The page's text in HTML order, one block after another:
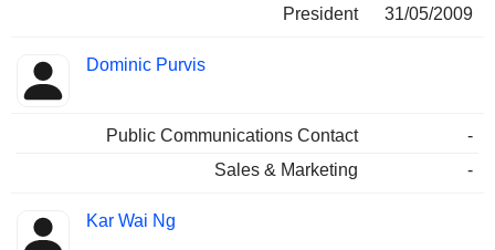
President
31/05/2009
Dominic Purvis
Public Communications Contact
-
Sales & Marketing
-
Kar Wai Ng